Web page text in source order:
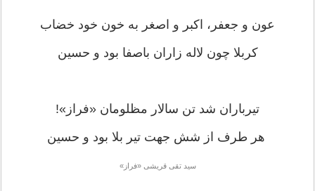
عون و جعفر، اكبر و اصغر به خون خود خضاب
كربلا چون لاله زاران باصفا بود و حسين
تيرباران شد تن سالار مظلومان «فراز»!
هر طرف از شش جهت تير بلا بود و حسين
سيد تقى قريشى «فراز»